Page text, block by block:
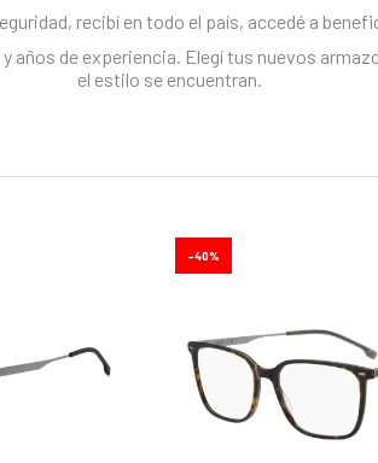
recibí en todo el país, accedé a
de experiencia. Elegí tus nuevos
el estilo se encuentran.
40